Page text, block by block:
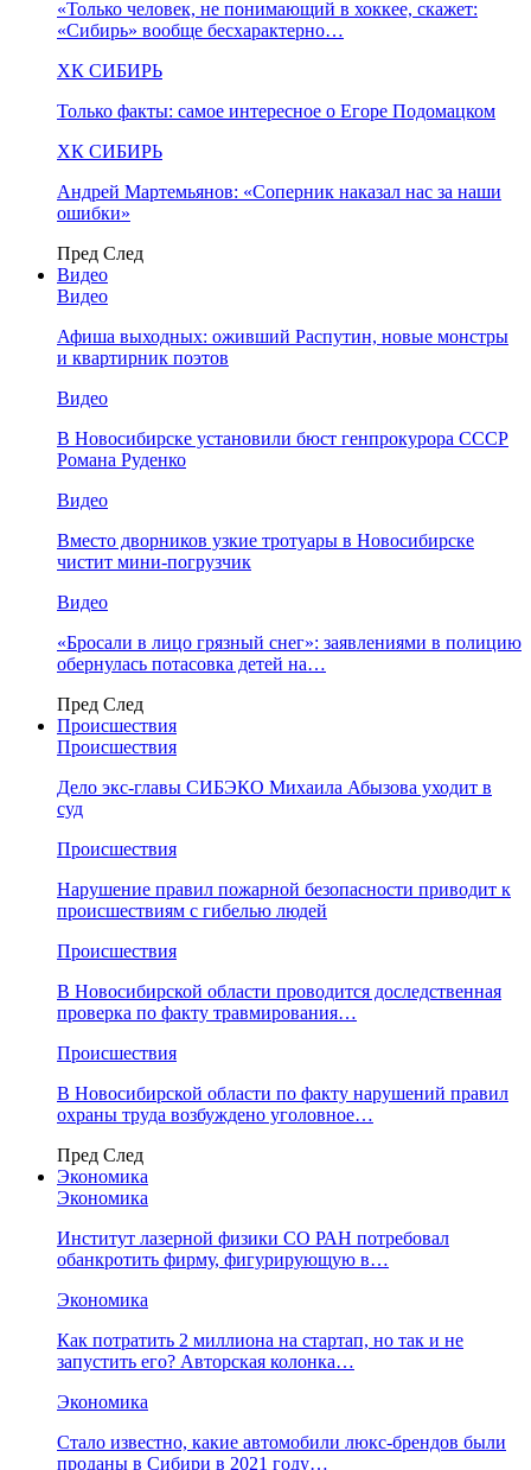
«Только человек, не понимающий в хоккее, скажет:
«Сибирь» вообще бесхарактерно…
ХК СИБИРЬ
Только факты: самое интересное о Егоре Подомацком
ХК СИБИРЬ
Андрей Мартемьянов: «Соперник наказал нас за наши
ошибки»
Пред След
Видео
Видео
Афиша выходных: оживший Распутин, новые монстры
и квартирник поэтов
Видео
В Новосибирске установили бюст генпрокурора СССР
Романа Руденко
Видео
Вместо дворников узкие тротуары в Новосибирске
чистит мини-погрузчик
Видео
«Бросали в лицо грязный снег»: заявлениями в полицию
обернулась потасовка детей на…
Пред След
Происшествия
Происшествия
Дело экс-главы СИБЭКО Михаила Абызова уходит в
суд
Происшествия
Нарушение правил пожарной безопасности приводит к
происшествиям с гибелью людей
Происшествия
В Новосибирской области проводится доследственная
проверка по факту травмирования…
Происшествия
В Новосибирской области по факту нарушений правил
охраны труда возбуждено уголовное…
Пред След
Экономика
Экономика
Институт лазерной физики СО РАН потребовал
обанкротить фирму, фигурирующую в…
Экономика
Как потратить 2 миллиона на стартап, но так и не
запустить его? Авторская колонка…
Экономика
Стало известно, какие автомобили люкс-брендов были
проданы в Сибири в 2021 году…